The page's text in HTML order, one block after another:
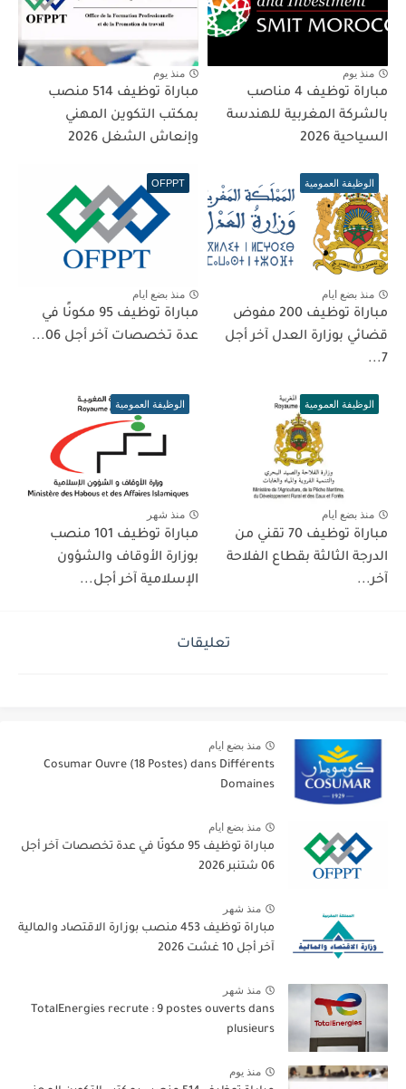
منذ يوم
مباراة توظيف 4 مناصب
بالشركة المغربية للهندسة
السياحية 2026
منذ يوم
مباراة توظيف 514 منصب
بمكتب التكوين المهني
وإنعاش الشغل 2026
الوظيفة العمومية
منذ بضع ايام
مباراة توظيف 200 مفوض
قضائي بوزارة العدل آخر أجل
7...
OFPPT
منذ بضع ايام
مباراة توظيف 95 مكونًا في
عدة تخصصات آخر أجل 06...
الوظيفة العمومية
منذ بضع ايام
مباراة توظيف 70 تقني من
الدرجة الثالثة بقطاع الفلاحة
آخر...
الوظيفة العمومية
منذ شهر
مباراة توظيف 101 منصب
بوزارة الأوقاف والشؤون
الإسلامية آخر أجل...
تعليقات
منذ بضع ايام
Cosumar Ouvre (18 Postes) dans Différents
Domaines
منذ بضع ايام
مباراة توظيف 95 مكونًا في عدة تخصصات آخر أجل
06 شتنبر 2026
منذ شهر